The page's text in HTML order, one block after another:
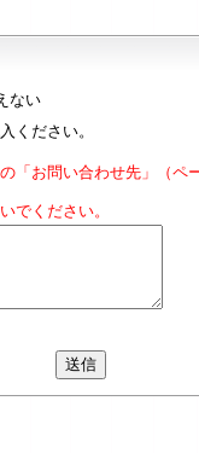
ない
ください。
「お問い合わせ先」（ペ
でください。